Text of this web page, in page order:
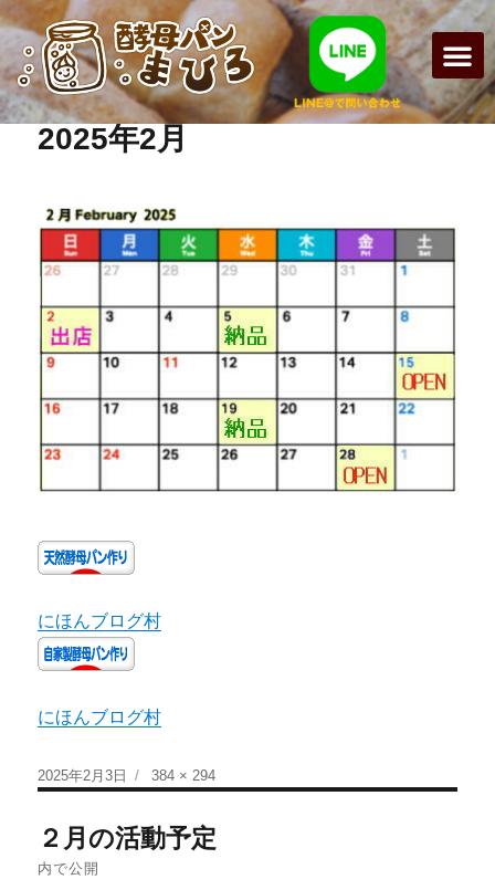
2025年2月
にほんブログ村
にほんブログ村
2025年2月3日 384 × 294
２月の活動予定
内で公開